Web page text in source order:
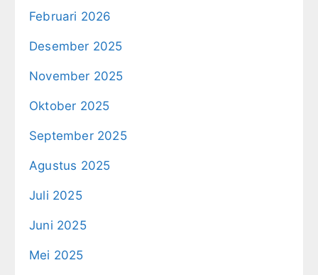
Februari 2026
Desember 2025
November 2025
Oktober 2025
September 2025
Agustus 2025
Juli 2025
Juni 2025
Mei 2025